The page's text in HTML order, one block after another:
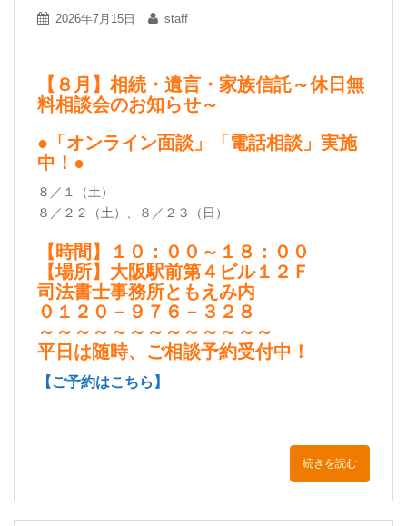
2026年7月15日 staff
【８月】相続・遺言・家族信託～休日無
料相談会のお知らせ～
●「オンライン面談」「電話相談」実施
中！●
８／１（土）
８／２２（土）、８／２３（日）
【時間】１０：００～１８：００
【場所】大阪駅前第４ビル１２Ｆ
司法書士事務所ともえみ内
０１２０－９７６－３２８
～～～～～～～～～～～～～
平日は随時、ご相談予約受付中！
【ご予約はこちら】
続きを読む